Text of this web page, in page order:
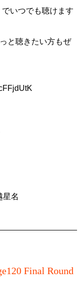
いつでも聴けます
と聴きたい方もぜ
星名
Final Round